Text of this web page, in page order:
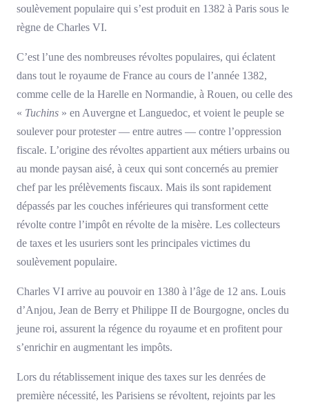
soulèvement populaire qui s’est produit en 1382 à Paris sous le
règne de Charles VI.
C’est l’une des nombreuses révoltes populaires, qui éclatent
dans tout le royaume de France au cours de l’année 1382,
comme celle de la Harelle en Normandie, à Rouen, ou celle des
« Tuchins » en Auvergne et Languedoc, et voient le peuple se
soulever pour protester — entre autres — contre l’oppression
fiscale. L’origine des révoltes appartient aux métiers urbains ou
au monde paysan aisé, à ceux qui sont concernés au premier
chef par les prélèvements fiscaux. Mais ils sont rapidement
dépassés par les couches inférieures qui transforment cette
révolte contre l’impôt en révolte de la misère. Les collecteurs
de taxes et les usuriers sont les principales victimes du
soulèvement populaire.
Charles VI arrive au pouvoir en 1380 à l’âge de 12 ans. Louis
d’Anjou, Jean de Berry et Philippe II de Bourgogne, oncles du
jeune roi, assurent la régence du royaume et en profitent pour
s’enrichir en augmentant les impôts.
Lors du rétablissement inique des taxes sur les denrées de
première nécessité, les Parisiens se révoltent, rejoints par les